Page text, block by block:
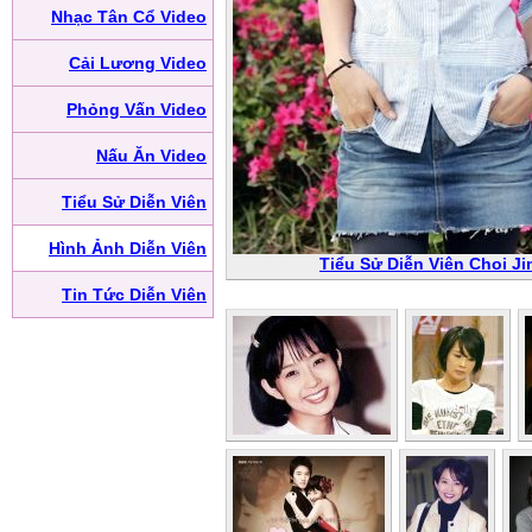
Nhạc Tân Cổ Video
Cải Lương Video
Phỏng Vấn Video
Nấu Ăn Video
Tiểu Sử Diễn Viên
Hình Ảnh Diễn Viên
Tin Tức Diễn Viên
Tiểu Sử Diễn Viên Choi